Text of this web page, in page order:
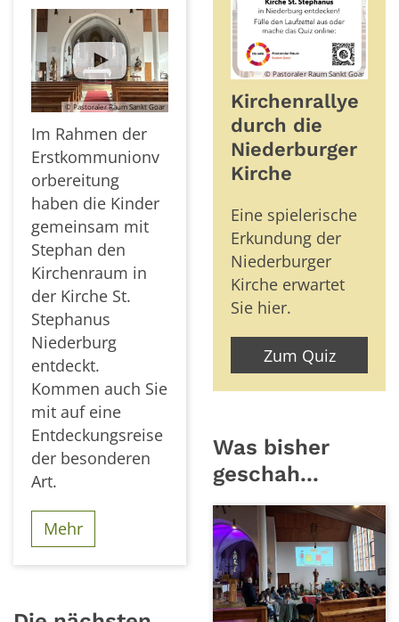
© Pastoraler Raum Sankt Goar | Tobias
© Pastoraler Raum Sankt Goar
Im Rahmen der
Erstkommunionv
orbereitung
haben die Kinder
gemeinsam mit
Stephan den
Kirchenraum in
der Kirche St.
Stephanus
Niederburg
entdeckt.
Kommen auch Sie
mit auf eine
Entdeckungsreise
der besonderen
Art.
Mehr
© Pastoraler Raum Sankt Goar
Kirchenrallye
durch die
Niederburger
Kirche
Eine spielerische
Erkundung der
Niederburger
Kirche erwartet
Sie hier.
Zum Quiz
Was bisher
geschah...